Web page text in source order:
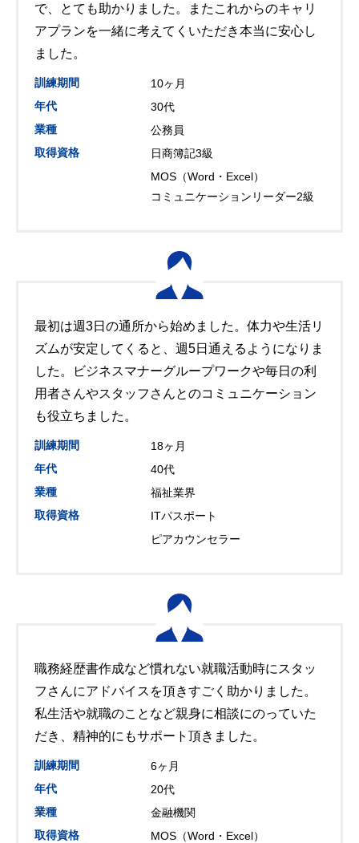
で、とても助かりました。またこれからのキャリ
アプランを一緒に考えてくいただき本当に安心し
ました。
訓練期間
10ヶ月
年代
30代
業種
公務員
取得資格
日商簿記3級
MOS（Word・Excel）
コミュニケーションリーダー2級
最初は週3日の通所から始めました。体力や生活リ
ズムが安定してくると、週5日通えるようになりま
した。ビジネスマナーグループワークや毎日の利
用者さんやスタッフさんとのコミュニケーション
も役立ちました。
訓練期間
18ヶ月
年代
40代
業種
福祉業界
取得資格
ITパスポート
ピアカウンセラー
職務経歴書作成など慣れない就職活動時にスタッ
フさんにアドバイスを頂きすごく助かりました。
私生活や就職のことなど親身に相談にのっていた
だき、精神的にもサポート頂きました。
訓練期間
6ヶ月
年代
20代
業種
金融機関
取得資格
MOS（Word・Excel）